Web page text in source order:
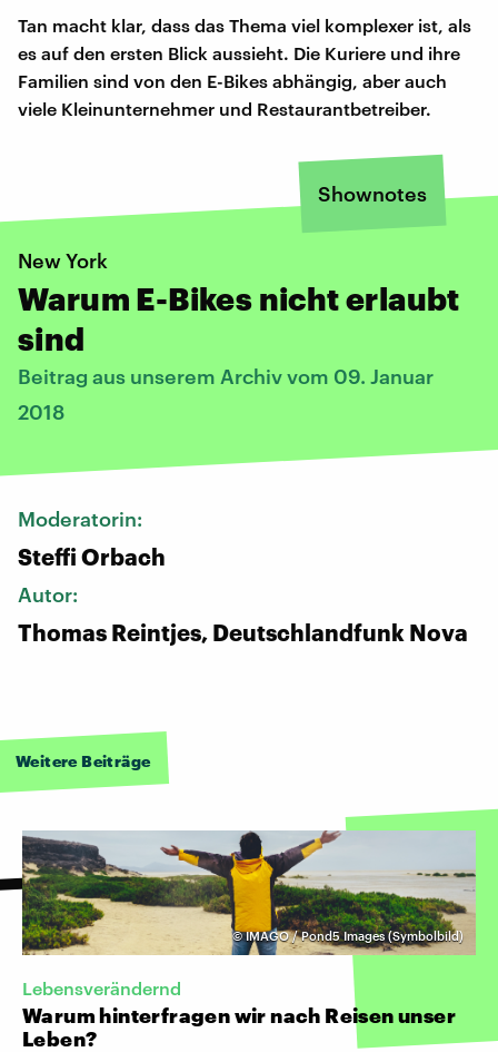
Tan macht klar, dass das Thema viel komplexer ist, als
es auf den ersten Blick aussieht. Die Kuriere und ihre
Familien sind von den E-Bikes abhängig, aber auch
viele Kleinunternehmer und Restaurantbetreiber.
Shownotes
New York
Warum E-Bikes nicht erlaubt
sind
Beitrag aus unserem Archiv vom 09. Januar
2018
Moderatorin:
Steffi Orbach
Autor:
Thomas Reintjes, Deutschlandfunk Nova
Weitere Beiträge
©IMAGO / Pond5 Images (Symbolbild)
Lebensverändernd
Warum hinterfragen wir nach Reisen unser
Leben?